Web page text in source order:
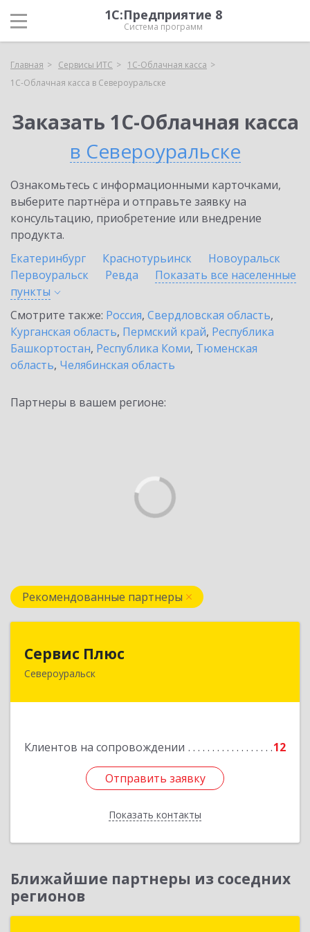
1С:Предприятие 8
Система программ
Главная Сервисы ИТС
1С-Облачная касса
1С-Облачная касса в Североуральске
Заказать 1С-Облачная касса
в Североуральске
Ознакомьтесь с информационными карточками,
выберите партнёра и отправьте заявку на
консультацию, приобретение или внедрение
продукта.
Екатеринбург
Краснотурьинск
Новоуральск
Первоуральск
Ревда
Показать все населенные
пункты
Смотрите также: Россия, Свердловская область,
Курганская область, Пермский край, Республика
Башкортостан, Республика Коми, Тюменская
область, Челябинская область
Партнеры в вашем регионе:
Рекомендованные партнеры
Сервис Плюс
Североуральск
Клиентов на сопровождении 12
Отправить заявку
Показать контакты
624480, Свердловская обл, Североуральск г,
Отправить заявку
Назад
Ближайшие партнеры из соседних
регионов